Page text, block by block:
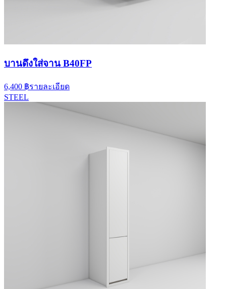
บานดึงใส่จาน B40FP
6,400 ฿รายละเอียด
STEEL